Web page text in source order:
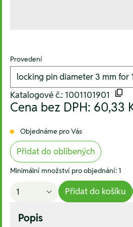
Provedení
Katalogové č.: 1001101901
Cena bez DPH: 60,33
Objednáme pro Vás
Přidat do oblíbených
Minimální množství pro objednání: 1
Přidat do košíku
Popis